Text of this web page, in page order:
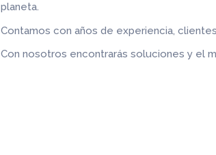
planeta.
Contamos con años de experiencia,
Con nosotros encontrarás soluciones y el